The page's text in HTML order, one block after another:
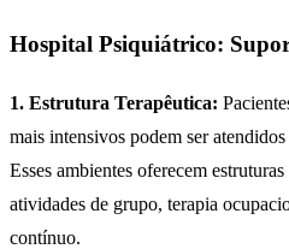
Hospital Psiquiátrico:
1. Estrutura Terapêutica:
mais intensivos podem ser
Esses ambientes oferecem
atividades de grupo, terapia
contínuo.